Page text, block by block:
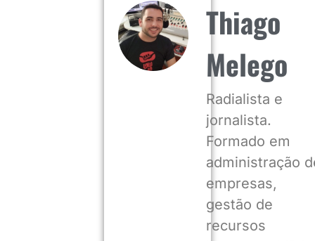
Thiago
Melego
Radialista e
jornalista.
Formado em
administração
empresas,
gestão de
recursos